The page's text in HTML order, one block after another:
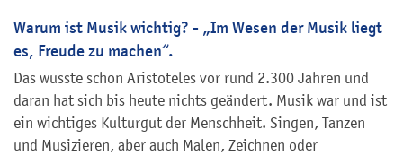
Warum ist Musik wichtig? - „Im Wesen der Musik liegt
es, Freude zu machen“.
Das wusste schon Aristoteles vor rund 2.300 Jahren und
daran hat sich bis heute nichts geändert. Musik war und ist
ein wichtiges Kulturgut der Menschheit. Singen, Tanzen
und Musizieren, aber auch Malen, Zeichnen oder